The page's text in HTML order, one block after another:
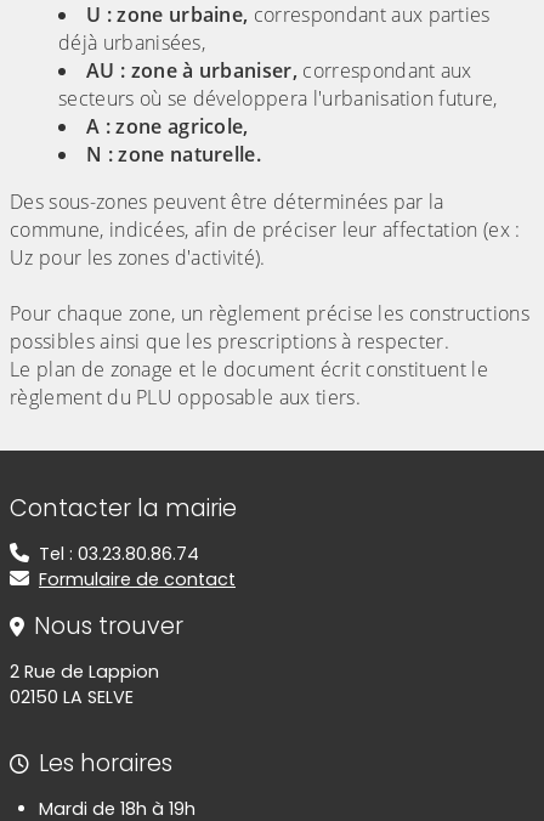
U : zone urbaine, correspondant aux parties
déjà urbanisées,
AU : zone à urbaniser, correspondant aux
secteurs où se développera l'urbanisation future,
A : zone agricole,
N : zone naturelle.
Des sous-zones peuvent être déterminées par la
commune, indicées, afin de préciser leur affectation (ex :
Uz pour les zones d'activité).
Pour chaque zone, un règlement précise les constructions
possibles ainsi que les prescriptions à respecter.
Le plan de zonage et le document écrit constituent le
règlement du PLU opposable aux tiers.
Informations de contact
Contacter la mairie
Tel : 03.23.80.86.74
Formulaire de contact
Nous trouver
2 Rue de Lappion
02150 LA SELVE
Les horaires
Mardi de 18h à 19h